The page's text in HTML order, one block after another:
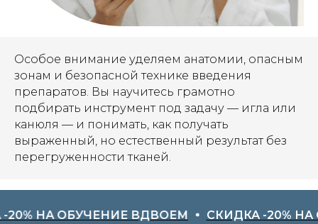
Особое внимание уделяем анатомии, опасным
зонам и безопасной технике введения
препаратов. Вы научитесь грамотно
подбирать инструмент под задачу — игла или
канюля — и понимать, как получать
выраженный, но естественный результат без
перегруженности тканей.
ОБУЧЕНИЕ ВДВОЕМ СКИДКА -20% НА